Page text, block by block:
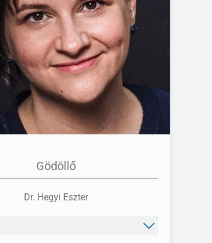
FACEBOOK
Gödöllő
Dr. Hegyi Eszter